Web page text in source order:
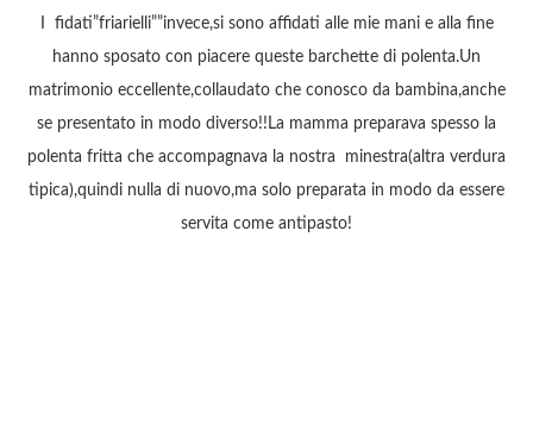
I fidati”friarielli””invece,si sono affidati alle mie mani e alla fine
hanno sposato con piacere queste barchette di polenta.Un
matrimonio eccellente,collaudato che conosco da bambina,anche
se presentato in modo diverso!!La mamma preparava spesso la
polenta fritta che accompagnava la nostra minestra(altra verdura
tipica),quindi nulla di nuovo,ma solo preparata in modo da essere
servita come antipasto!